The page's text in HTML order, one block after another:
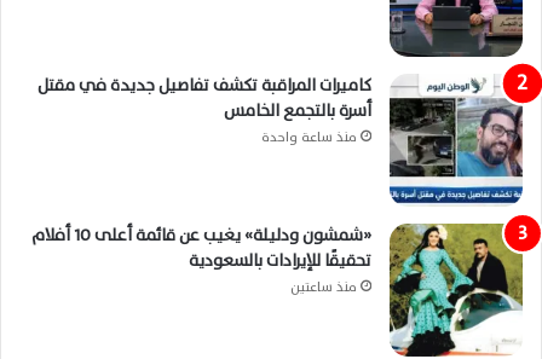
كاميرات المراقبة تكشف تفاصيل جديدة في مقتل
أسرة بالتجمع الخامس
منذ ساعة واحدة
«شمشون ودليلة» يغيب عن قائمة أعلى 10 أفلام
تحقيقًا للإيرادات بالسعودية
منذ ساعتين